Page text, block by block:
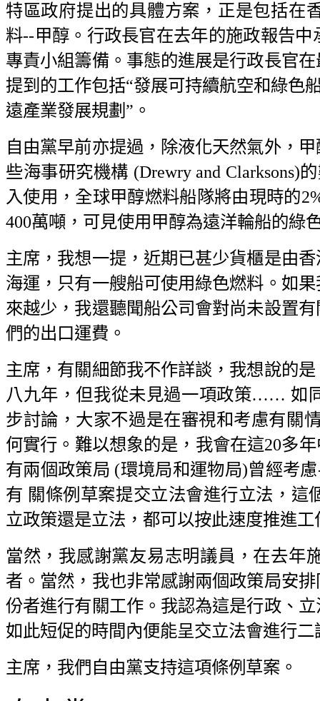
特區政府提出的具體方案，正是包括在
料--甲醇。行政長官在去年的施政報告
專責小組籌備。事態的進展是行政長官
提到的工作包括“發展可持續航空和綠色
遠產業發展規劃”。
自由黨早前亦提過，除液化天然氣外，
些海事研究機構 (Drewry and Clarksons)
入使用，全球甲醇燃料船隊將由現時的
400萬噸，可見使用甲醇為遠洋輪船的綠
主席，我想一提，近期已甚少貨櫃是由
海運，只有一艘船可使用綠色燃料。如
來越少，我還聽聞船公司會對尚未設置
們的出口運費。
主席，有關細節我不作詳談，我想說的
八九年，但我從未見過一項政策…… 如
步討論，大家不過是在審視和考慮有關
何實行。難以想象的是，我會在這20多
有兩個政策局 (環境局和運物局)曾經考
有 關條例草案提交立法會進行立法，這
立政策還是立法，都可以按此速度推進工
當然，我感謝黨友易志明議員，在去年
者。當然，我也非常感謝兩個政策局安
份者進行有關工作。我認為這是行政、
如此短促的時間內便能呈交立法會進行二
主席，我們自由黨支持這項條例草案。